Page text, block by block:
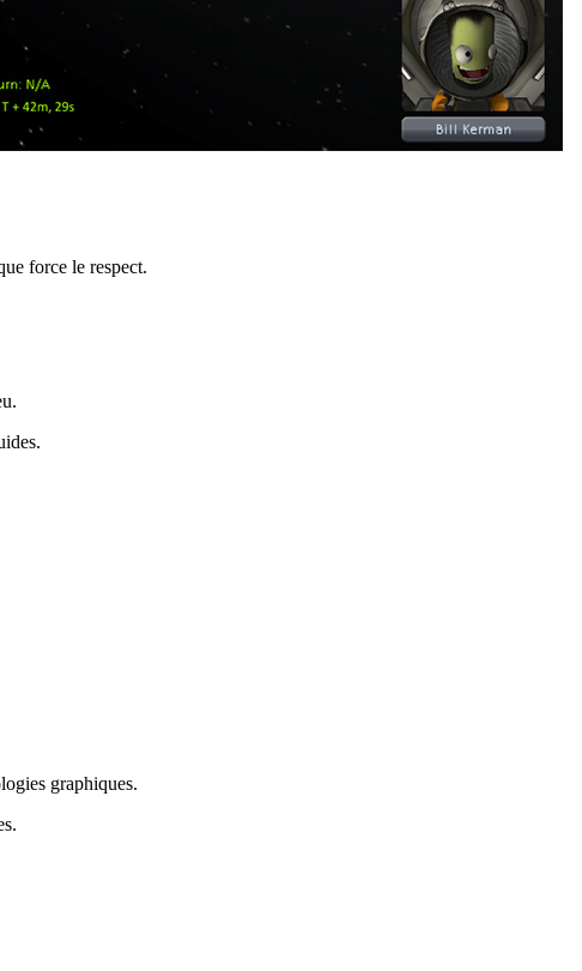
force le respect.
graphiques.